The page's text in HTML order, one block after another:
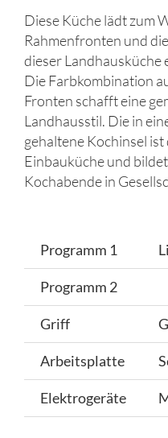
Diese Küche lädt zum
Rahmenfronten und
dieser Landhausküche
Die Farbkombination
Fronten schafft eine
Landhausstil. Die in
gehaltene Kochinsel
Einbauküche und
Kochabende in
Programm 1
Programm 2
Griff
Arbeitsplatte
Elektrogeräte